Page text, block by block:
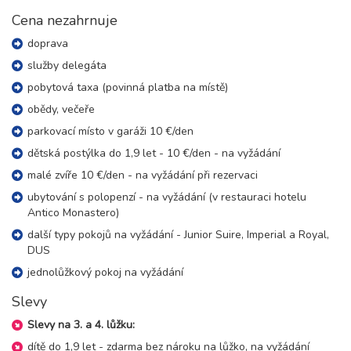
9 000 Kč
29.08. - 03.09.26
sobota - čtvrtek
29.08. - 05.09.26
sobota - sobota
15 800 Kč
září 2026
05.09. - 08.09.26
sobota - úterý
5 900 Kč rezervovat
05.09. - 09.09.26
sobota - středa
05.09. - 10.09.26
sobota - čtvrtek
Cena nezahrnuje
doprava
služby delegáta
pobytová taxa (povinná platba na místě)
obědy, večeře
parkovací místo v garáži 10 €/den
dětská postýlka do 1,9 let - 10 €/den - na vyžádání
malé zvíře 10 €/den - na vyžádání při rezervaci
ubytování s polopenzí - na vyžádání (v restauraci hotelu
Antico Monastero)
další typy pokojů na vyžádání - Junior Suire, Imperial a Royal,
DUS
jednolůžkový pokoj na vyžádání
Slevy
Slevy na 3. a 4. lůžku:
dítě do 1,9 let - zdarma bez nároku na lůžko, na vyžádání